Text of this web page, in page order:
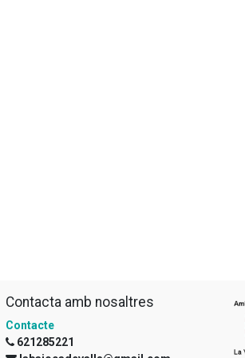
Contacta amb nosaltres
Contacte
621285221